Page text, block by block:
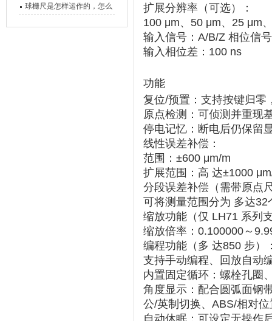
的，功能有什么优势？
球栅尺是怎样运作的，怎么
扩展分辨率 ‌（可选）：
100 μm、50 μm、25 μm
输入信号 ‌：A/B/Z 相位信号
输入相位差 ‌：‌ 100 ns
功能
复位/预置 ：支持按键归
原点检测 ：可侦测并重现
停电记忆 ：断电后仍保留
线性误差补偿 ‌：
范围：‌ ±600 μm/m
扩展范围：‌ 高 达±1000
分段误差补偿 （需带原点
可将测量范围分为 ‌ 多达32
缩放功能 （仅 LH71 系列
缩放倍率：‌ 0.100000～
编程功能 ‌（多 达850 步）
支持手动编程、回放自动
内置固定循环：‌ 螺栓孔圈
角度显示 ：配合圆弧面钢
公/英制切换‌、ABS/相对
自动休眠 ：可设定无操作